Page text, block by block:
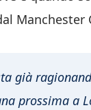
Manchester
già
prossima a